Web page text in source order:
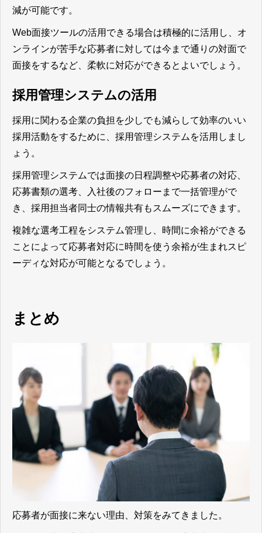
減が可能です。
Web面接ツールの活用できる場合は積極的に活用し、オ
ンラインが苦手な応募者に対しては今まで通りの対面で
面接をするなど、柔軟に対応ができるとよいでしょう。
採用管理システムの活用
採用に関わる企業の負担を少しでも減らして効率のいい
採用活動をするために、採用管理システムを活用しまし
ょう。
採用管理システムでは面接の日程調整や応募者の対応、
応募書類の選考、入社後のフォローまで一括管理がで
き、採用担当者同士の情報共有もスムーズにできます。
複雑な選考工程をシステム管理し、時間に余裕ができる
ことによって応募者対応に時間を使う余裕が生まれスピ
ーディな対応が可能となるでしょう。
まとめ
応募者が面接に来ない理由、対策をみてきました。